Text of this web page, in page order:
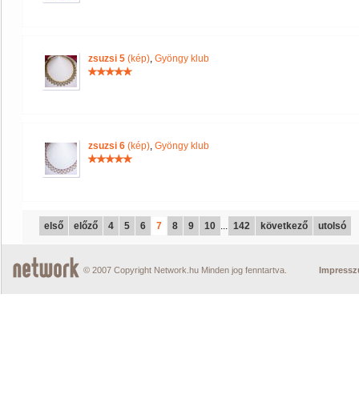
zsuzsi 5 (kép), Gyöngy klub
zsuzsi 6 (kép), Gyöngy klub
első előző 4 5 6 7 8 9 10 ... 142 következő utolsó
© 2007 Copyright Network.hu Minden jog fenntartva.